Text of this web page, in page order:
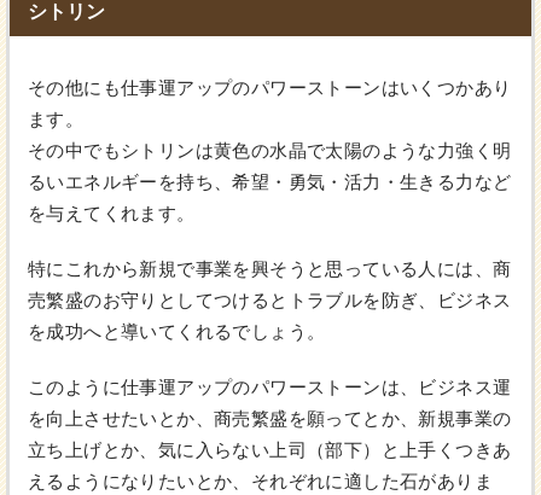
シトリン
その他にも仕事運アップのパワーストーンはいくつかあり
ます。
その中でもシトリンは黄色の水晶で太陽のような力強く明
るいエネルギーを持ち、希望・勇気・活力・生きる力など
を与えてくれます。
特にこれから新規で事業を興そうと思っている人には、商
売繁盛のお守りとしてつけるとトラブルを防ぎ、ビジネス
を成功へと導いてくれるでしょう。
このように仕事運アップのパワーストーンは、ビジネス運
を向上させたいとか、商売繁盛を願ってとか、新規事業の
立ち上げとか、気に入らない上司（部下）と上手くつきあ
えるようになりたいとか、それぞれに適した石がありま